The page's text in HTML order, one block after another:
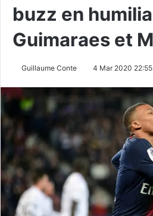
buzz en
Guimaraes et
Guillaume Conte 4 Mar 2020